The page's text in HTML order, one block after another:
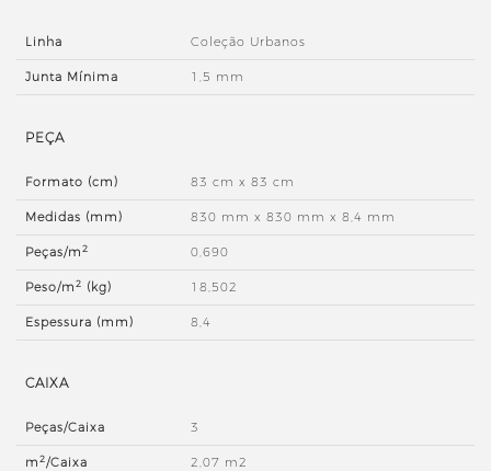
Linha Coleção Urbanos
Junta Mínima 1,5 mm
PEÇA
Formato (cm) 83 cm x 83 cm
Medidas (mm) 830 mm x 830 mm x 8,4 mm
Peças/m2 0,690
Peso/m2 (kg) 18,502
Espessura (mm) 8,4
CAIXA
Peças/Caixa 3
m2/Caixa 2,07 m2